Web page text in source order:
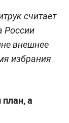
считает
России
внешнее
избрания
а